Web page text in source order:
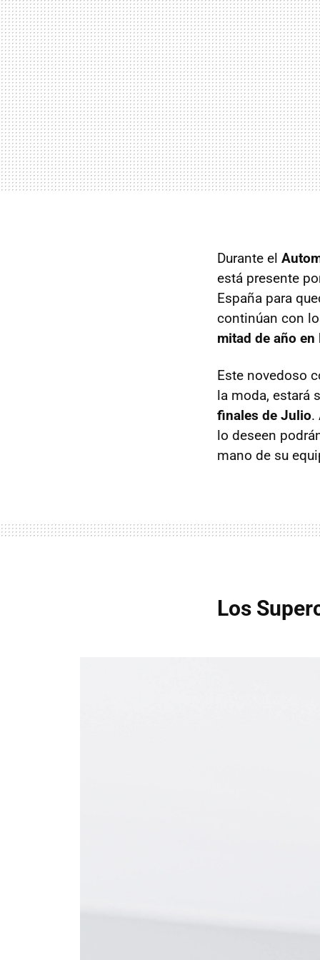
Durante el
está presente
España para
continúan con
mitad de año
Este novedoso
la moda, estará
finales de Julio.
lo deseen
mano de su
Los